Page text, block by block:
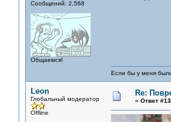
Сообщений: 2,568
Общаемся!
Если бы у меня
Leon
Глобальный модератор
Offline
Re:
« Ответ